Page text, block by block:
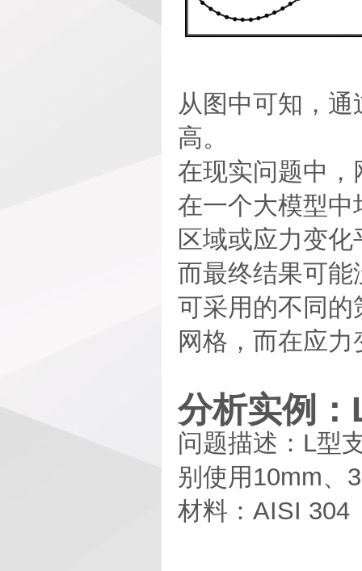
从图中可知，
高。
在现实问题中
在一个大模型
区域或应力变
而最终结果可
可采用的不同
网格，而在应
分析实例
问题描述：L型
别使用10mm、
材料：AISI 304